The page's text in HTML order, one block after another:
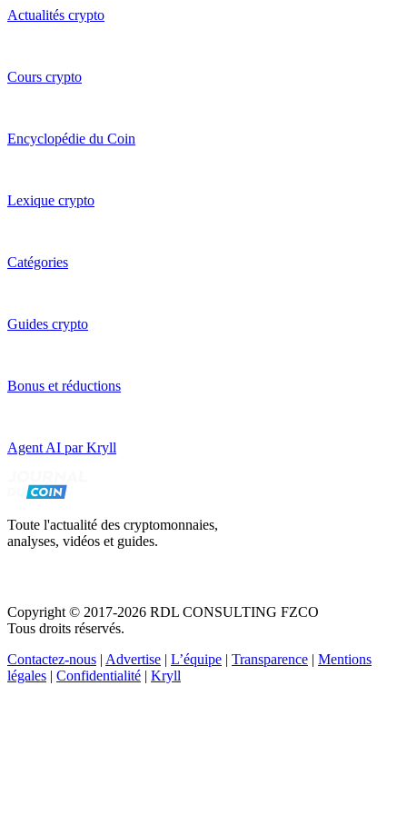
Actualités crypto
Cours crypto
Encyclopédie du Coin
Lexique crypto
Catégories
Guides crypto
Bonus et réductions
Agent AI par Kryll
Toute l'actualité des cryptomonnaies,
analyses, vidéos et guides.
Copyright © 2017-2026 RDL CONSULTING FZCO
Tous droits réservés.
Contactez-nous | Advertise | L’équipe | Transparence | Mentions
légales | Confidentialité | Kryll